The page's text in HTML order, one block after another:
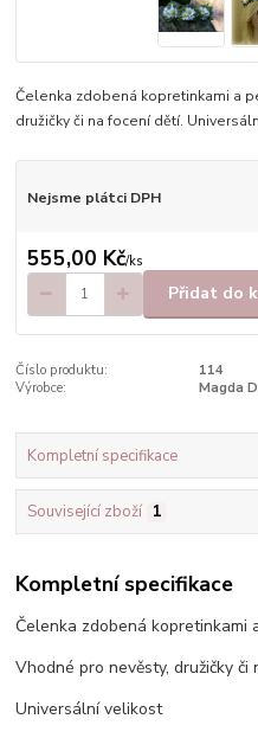
Čelenka zdobená kopretinkami a
družičky či na focení dětí.
Nejsme plátci DPH
555,00 Kč/ks
Přidat do
Číslo produktu:
114
Výrobce:
Magda
Kompletní specifikace
Související zboží 1
Kompletní specifikace
Čelenka zdobená kopretinkami
Vhodné pro nevěsty, družičky či
Universální velikost